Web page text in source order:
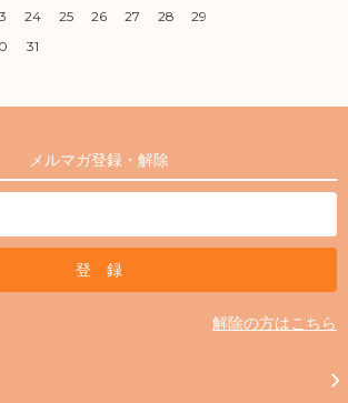
24 25 26 27 28
29
31
メルマガ登録・解除
解除の方はこちら